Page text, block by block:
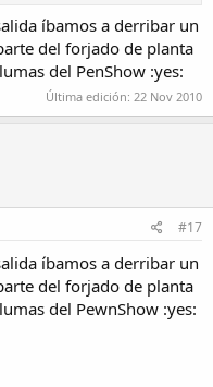
íbamos a derribar un
del forjado de planta
del PenShow :yes:
Última edición: 22 Nov 2010
#17
íbamos a derribar un
del forjado de planta
del PewnShow :yes: